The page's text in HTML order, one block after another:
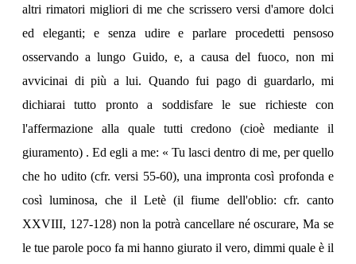
altri rimatori migliori di me che scrissero versi d'amore dolci
ed eleganti; e senza udire e parlare procedetti pensoso
osservando a lungo Guido, e, a causa del fuoco, non mi
avvicinai di più a lui. Quando fui pago di guardarlo, mi
dichiarai tutto pronto a soddisfare le sue richieste con
l'affermazione alla quale tutti credono (cioè mediante il
giuramento) . Ed egli a me: « Tu lasci dentro di me, per quello
che ho udito (cfr. versi 55-60), una impronta così profonda e
così luminosa, che il Letè (il fiume dell'oblio: cfr. canto
XXVIII, 127-128) non la potrà cancellare né oscurare, Ma se
le tue parole poco fa mi hanno giurato il vero, dimmi quale è il